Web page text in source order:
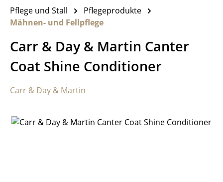
Pflege und Stall
Pflegeprodukte
Mähnen- und Fellpflege
Carr & Day & Martin Canter
Coat Shine Conditioner
Carr & Day & Martin
Bildergalerie überspringen